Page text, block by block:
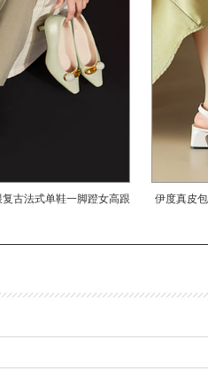
、一种生活方式;现代潮流的生活应
验及生活经历，只有不断掌握变化
气质和品位，才能在各个方面展示
世界时尚潮流。该品牌崇尚人与
适、健康生活。 设计理念 伊度
度、一种生活主张、一种生活方式;
追求不同的生活体验及生活经历，
外在与内在的很好气质和品位，才
考究始终站在时尚的前沿，成为国
古法式单鞋一脚蹬女高跟 伊度真皮